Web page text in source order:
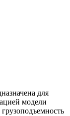
для
модели